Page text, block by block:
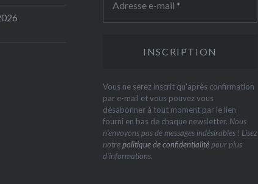
Vous ne serez inscrit qu'après confirmation
par e-mail et vous pouvez vous
désabonner à tout moment par le lien
fourni en bas de chaque newsletter. Nous
n’envoyons pas de messages indésirables ! Lisez
notrepolitique de confidentialitépour plus
d’informations.